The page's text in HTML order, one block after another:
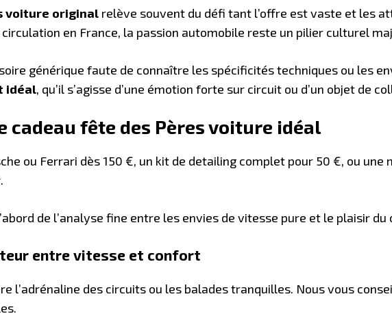
voiture original relève souvent du défi tant l’offre est vaste et les
en France, la passion automobile reste un pilier culturel
générique faute de connaître les spécificités techniques ou les
idéal, qu’il s’agisse d’une émotion forte sur circuit ou d’un objet de
cadeau fête des Pères voiture idéal
ou Ferrari dès 150 €, un kit de detailing complet pour 50 €, ou
.
de l’analyse fine entre les envies de vitesse pure et le plaisir
entre vitesse et confort
l’adrénaline des circuits ou les balades tranquilles. Nous vous